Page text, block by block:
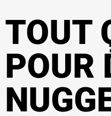
TOUT
POUR